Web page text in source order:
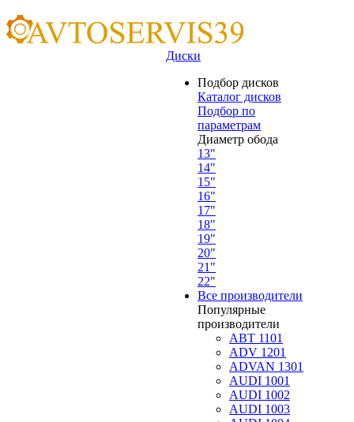
Диски
Подбор дисков
Каталог дисков
Подбор по
параметрам
Диаметр обода
13"
14"
15"
16"
17"
18"
19"
20"
21"
22"
Все производители
Популярные
производители
ABT 1101
ADV 1201
ADVAN 1301
AUDI 1001
AUDI 1002
AUDI 1003